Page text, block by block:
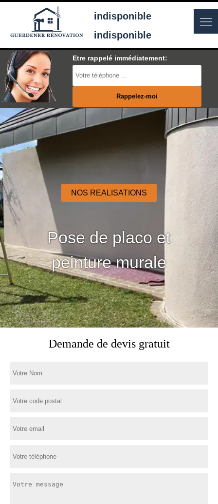
indisponible
indisponible
Etre rappelé immédiatement:
NOS REALISATIONS
Pose de placo et
peinture murale
Demande de devis gratuit